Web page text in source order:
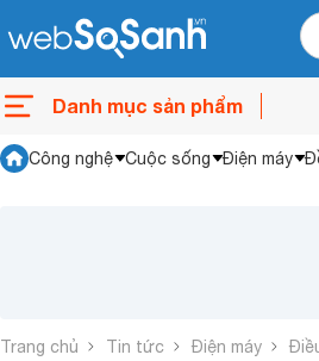
Danh mục sản phẩm
Công nghệ Cuộc sống Điện máy
Trang chủ Tin tức Điện máy